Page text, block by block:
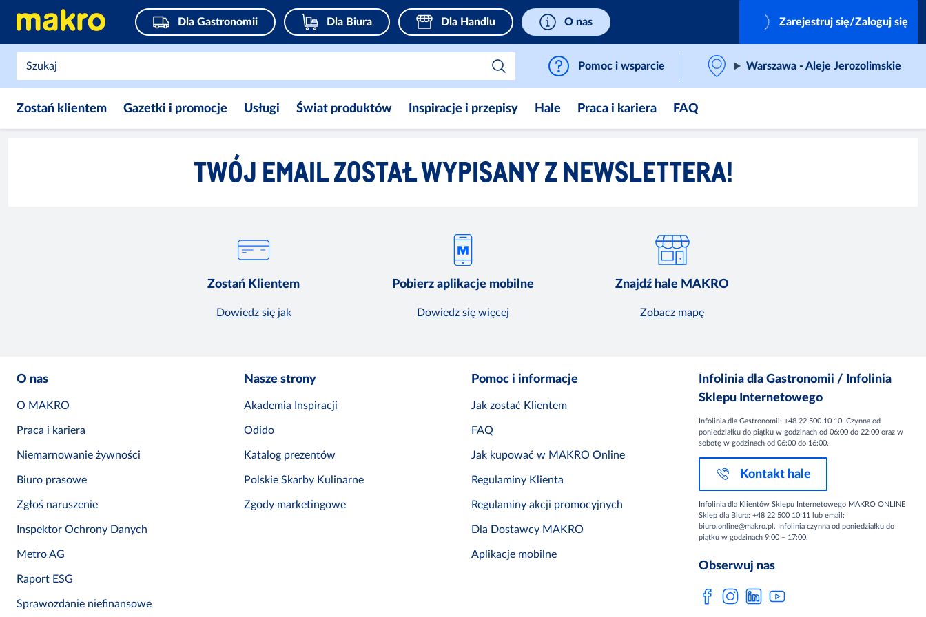
Dla Gastronomii Dla Biura Dla Handlu O nas Zarejestruj się/Zaloguj się
Pomoc i wsparcie Warszawa - Aleje Jerozolimskie
Zostań klientem Gazetki i promocje Usługi Świat produktów Inspiracje i przepisy Hale Praca i kariera FAQ
TWÓJ EMAIL ZOSTAŁ WYPISANY Z NEWSLETTERA!
Zostań Klientem
Dowiedz się jak
Pobierz aplikacje mobilne
Dowiedz się więcej
Znajdź hale MAKRO
Zobacz mapę
O nas
O MAKRO
Praca i kariera
Niemarnowanie żywności
Biuro prasowe
Zgłoś naruszenie
Inspektor Ochrony Danych
Metro AG
Raport ESG
Sprawozdanie niefinansowe
Nasze strony
Akademia Inspiracji
Odido
Katalog prezentów
Polskie Skarby Kulinarne
Zgody marketingowe
Pomoc i informacje
Jak zostać Klientem
FAQ
Jak kupować w MAKRO Online
Regulaminy Klienta
Regulaminy akcji promocyjnych
Dla Dostawcy MAKRO
Aplikacje mobilne
Infolinia dla Gastronomii / Infolinia
Sklepu Internetowego
Infolinia dla Gastronomii: +48 22 500 10 10. Czynna od
poniedziałku do piątku w godzinach od 06:00 do 22:00 oraz w
sobotę w godzinach od 06:00 do 16:00.
Kontakt hale
Infolinia dla Klientów Sklepu Internetowego MAKRO ONLINE
Sklep dla Biura: +48 22 500 10 11 lub email:
biuro.online@makro.pl. Infolinia czynna od poniedziałku do
piątku w godzinach 9:00 – 17:00.
Obserwuj nas